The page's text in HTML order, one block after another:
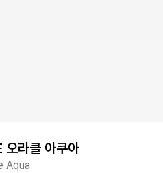
라클 아쿠아
Aqua